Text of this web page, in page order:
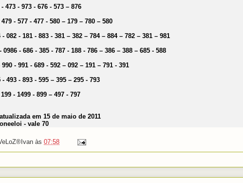
- 473 - 973 - 676 - 573 – 876
- 577 - 477 - 580 – 179 – 780 – 580
- 082 - 181 - 883 - 381 – 382 – 784 – 884 – 782 – 381 – 981
0986 - 686 - 385 - 787 - 188 - 786 – 386 – 388 – 685 - 588
990 - 991 - 689 - 592 – 092 – 191 – 791 - 391
- 493 - 893 - 595 – 395 – 295 - 793
- 1499 - 899 – 497 - 797
em 15 de maio de 2011
- vale 70
às 07:58